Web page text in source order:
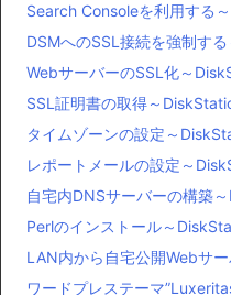
Search Consoleを利用する
DSMへのSSL接続を強制す
WebサーバーのSSL化～
SSL証明書の取得～
タイムゾーンの設定～
レポートメールの設定～
自宅内DNSサーバーの構築
Perlのインストール～
LAN内から自宅公開Webサ
ワードプレステーマ